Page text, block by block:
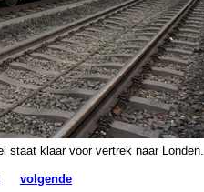
staat klaar voor vertrek naar Londen.
volgende